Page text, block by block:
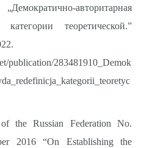
авторитарная
теоретической.”
publication/283481910_Demok
the Russian Federation No.
2016 “On Establishing the